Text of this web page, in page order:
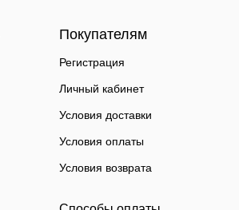
Покупателям
Регистрация
Личный кабинет
Условия доставки
Условия оплаты
Условия возврата